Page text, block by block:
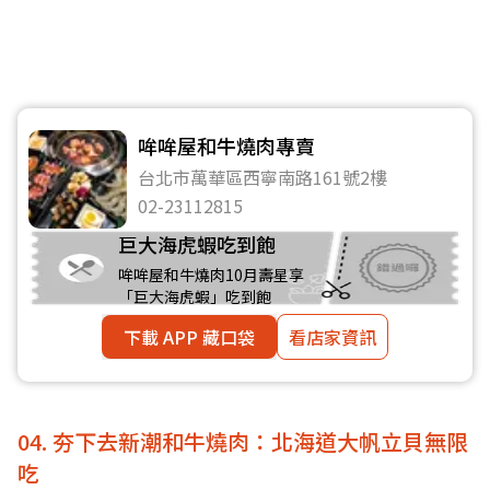
哞哞屋和牛燒肉專賣
台北市萬華區西寧南路161號2樓
02-23112815
巨大海虎蝦吃到飽
哞哞屋和牛燒肉10月壽星享
「巨大海虎蝦」吃到飽
下載 APP 藏口袋 看店家資訊
04. 夯下去新潮和牛燒肉：北海道大帆立貝無限
吃